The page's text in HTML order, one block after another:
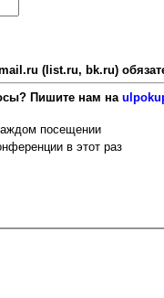
(list.ru, bk.ru)
Пишите нам на
посещении
в этот раз